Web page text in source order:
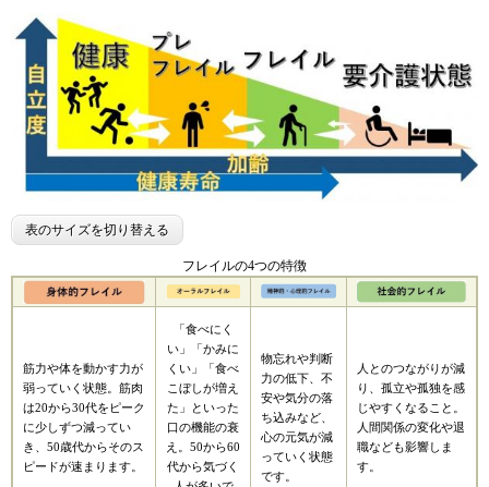
表のサイズを切り替える
フレイルの4つの特徴
筋力や体を動かす力が
弱っていく状態。筋肉
は20から30代をピーク
に少しずつ減ってい
き、50歳代からそのス
ピードが速まります。
「食べにく
い」「かみに
くい」「食べ
こぼしが増え
た」といった
口の機能の衰
え。50から60
代から気づく
物忘れや判断
力の低下、不
安や気分の落
ち込みなど、
心の元気が減
っていく状態
です。
人とのつながりが減
り、孤立や孤独を感
じやすくなること。
人間関係の変化や退
職なども影響しま
す。